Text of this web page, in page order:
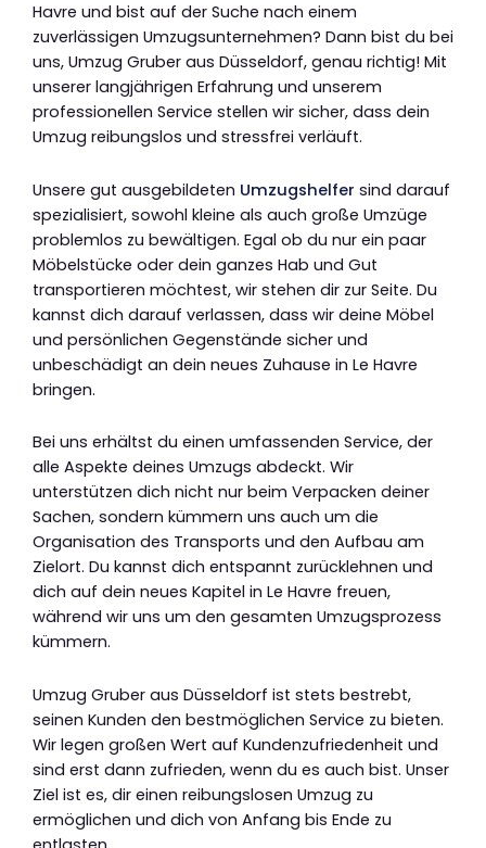
Havre und bist auf der Suche nach einem
zuverlässigen Umzugsunternehmen? Dann bist du bei
uns, Umzug Gruber aus Düsseldorf, genau richtig! Mit
unserer langjährigen Erfahrung und unserem
professionellen Service stellen wir sicher, dass dein
Umzug reibungslos und stressfrei verläuft.
Unsere gut ausgebildeten Umzugshelfer sind darauf
spezialisiert, sowohl kleine als auch große Umzüge
problemlos zu bewältigen. Egal ob du nur ein paar
Möbelstücke oder dein ganzes Hab und Gut
transportieren möchtest, wir stehen dir zur Seite. Du
kannst dich darauf verlassen, dass wir deine Möbel
und persönlichen Gegenstände sicher und
unbeschädigt an dein neues Zuhause in Le Havre
bringen.
Bei uns erhältst du einen umfassenden Service, der
alle Aspekte deines Umzugs abdeckt. Wir
unterstützen dich nicht nur beim Verpacken deiner
Sachen, sondern kümmern uns auch um die
Organisation des Transports und den Aufbau am
Zielort. Du kannst dich entspannt zurücklehnen und
dich auf dein neues Kapitel in Le Havre freuen,
während wir uns um den gesamten Umzugsprozess
kümmern.
Umzug Gruber aus Düsseldorf ist stets bestrebt,
seinen Kunden den bestmöglichen Service zu bieten.
Wir legen großen Wert auf Kundenzufriedenheit und
sind erst dann zufrieden, wenn du es auch bist. Unser
Ziel ist es, dir einen reibungslosen Umzug zu
ermöglichen und dich von Anfang bis Ende zu